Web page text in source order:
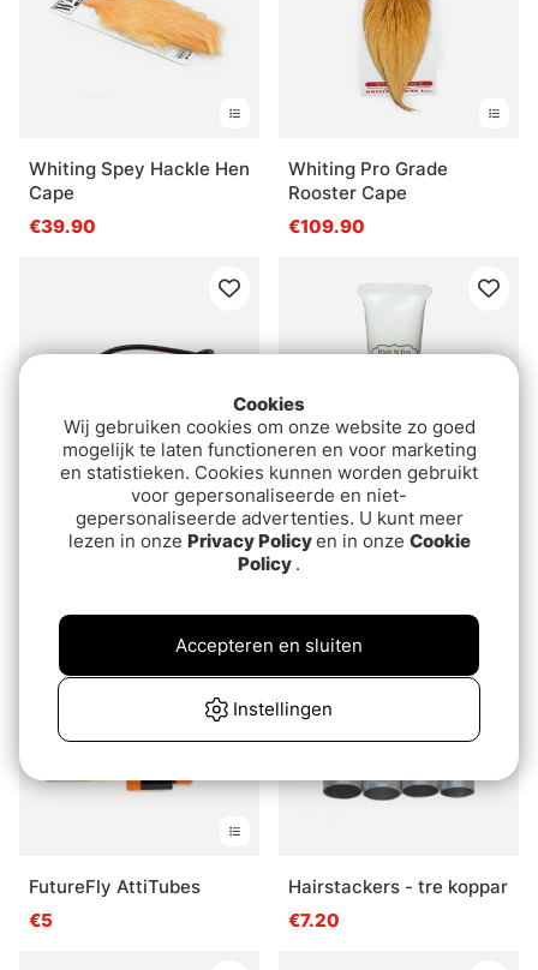
Whiting Spey Hackle Hen
Cape
€39.90
Whiting Pro Grade
Rooster Cape
€109.90
Ahrex FW521 - Emerger -
Barbless
Guideline Paste Floatant
€17.99
FutureFly AttiTubes
€5
Hairstackers - tre koppar
€7.20
Cookies
Wij gebruiken cookies om onze website zo goed
mogelijk te laten functioneren en voor marketing
en statistieken. Cookies kunnen worden gebruikt
voor gepersonaliseerde en niet-
gepersonaliseerde advertenties. U kunt meer
lezen in onze Privacy Policyen in onze Cookie
Policy .
Instellingen
Accepteren en sluiten